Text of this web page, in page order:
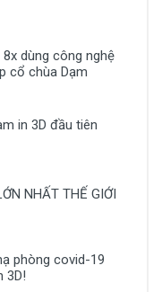
dùng công nghệ
cổ chùa Dạm
in 3D đầu tiên
NHẤT THẾ GIỚI
phòng covid-19
3D!